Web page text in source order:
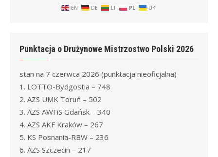
EN DE LT PL UK
Punktacja o Drużynowe Mistrzostwo Polski 2026
stan na 7 czerwca 2026 (punktacja nieoficjalna)
1. LOTTO-Bydgostia – 748
2. AZS UMK Toruń – 502
3. AZS AWFiS Gdańsk – 340
4. AZS AKF Kraków – 267
5. KS Posnania-RBW – 236
6. AZS Szczecin – 217